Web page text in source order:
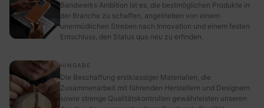
Bandwerks Ambition ist es, die bestmöglichen Produkte in
der Branche zu schaffen, angetrieben von einem
unermüdlichen Streben nach Innovation und einem festen
Entschluss, den Status quo neu zu erfinden.
HINGABE
Die Beschaffung erstklassiger Materialien, die
Zusammenarbeit mit führenden Herstellern und Designern
sowie strenge Qualitätskontrollen gewährleisten unseren